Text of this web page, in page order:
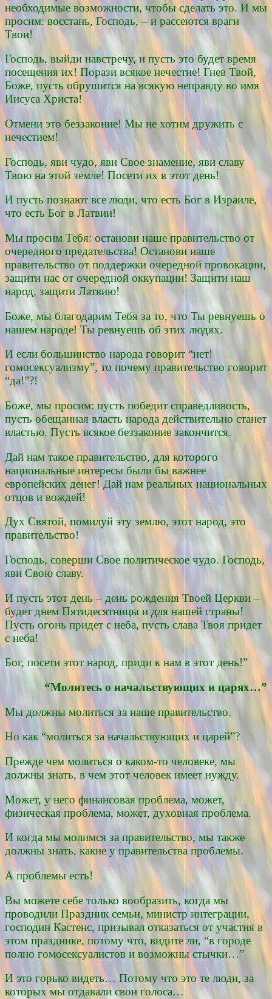
необходимые возможности, чтобы сделать это. И мы
просим: восстань, Господь, – и рассеются враги
Твои!
Господь, выйди навстречу, и пусть это будет время
посещения их! Порази всякое нечестие! Гнев Твой,
Боже, пусть обрушится на всякую неправду во имя
Иисуса Христа!
Отмени это беззаконие! Мы не хотим дружить с
нечестием!
Господь, яви чудо, яви Свое знамение, яви славу
Твою на этой земле! Посети их в этот день!
И пусть познают все люди, что есть Бог в Израиле,
что есть Бог в Латвии!
Мы просим Тебя: останови наше правительство от
очередного предательства! Останови наше
правительство от поддержки очередной провокации,
защити нас от очередной оккупации! Защити наш
народ, защити Латвию!
Боже, мы благодарим Тебя за то, что Ты ревнуешь о
нашем народе! Ты ревнуешь об этих людях.
И если большинство народа говорит “нет!
гомосексуализму”, то почему правительство говорит
“да!”?!
Боже, мы просим: пусть победит справедливость,
пусть обещанная власть народа действительно станет
властью. Пусть всякое беззаконие закончится.
Дай нам такое правительство, для которого
национальные интересы были бы важнее
европейских денег! Дай нам реальных национальных
отцов и вождей!
Дух Святой, помилуй эту землю, этот народ, это
правительство!
Господь, соверши Свое политическое чудо. Господь,
яви Свою славу.
И пусть этот день – день рождения Твоей Церкви –
будет днем Пятидесятницы и для нашей страны!
Пусть огонь придет с неба, пусть слава Твоя придет
с неба!
Бог, посети этот народ, приди к нам в этот день!”
“Молитесь о начальствующих и царях…”
Мы должны молиться за наше правительство.
Но как “молиться за начальствующих и царей”?
Прежде чем молиться о каком-то человеке, мы
должны знать, в чем этот человек имеет нужду.
Может, у него финансовая проблема, может,
физическая проблема, может, духовная проблема.
И когда мы молимся за правительство, мы также
должны знать, какие у правительства проблемы.
А проблемы есть!
Вы можете себе только вообразить, когда мы
проводили Праздник семьи, министр интеграции,
господин Кастенс, призывал отказаться от участия в
этом празднике, потому что, видите ли, “в городе
полно гомосексуалистов и возможны стычки…”
И это горько видеть… Потому что это те люди, за
которых мы отдавали свои голоса…